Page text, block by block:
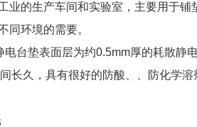
业的生产车间和实验室，主要用于铺
同环境的需要。
台垫表面层为约0.5mm厚的耗散静
长久，具有很好的防酸、、防化学溶